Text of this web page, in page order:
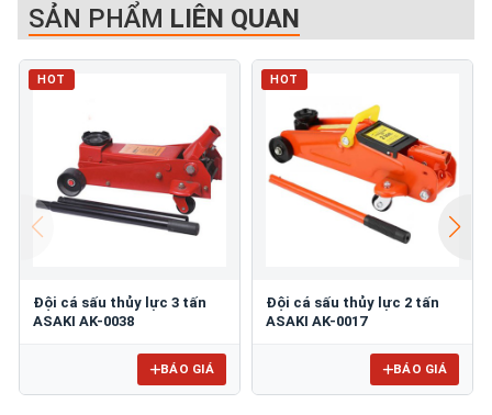
SẢN PHẨM LIÊN QUAN
HOT
Đội cá sấu thủy lực 3 tấn
ASAKI AK-0038
BÁO GIÁ
HOT
Đội cá sấu thủy lực 2 tấn
ASAKI AK-0017
BÁO GIÁ